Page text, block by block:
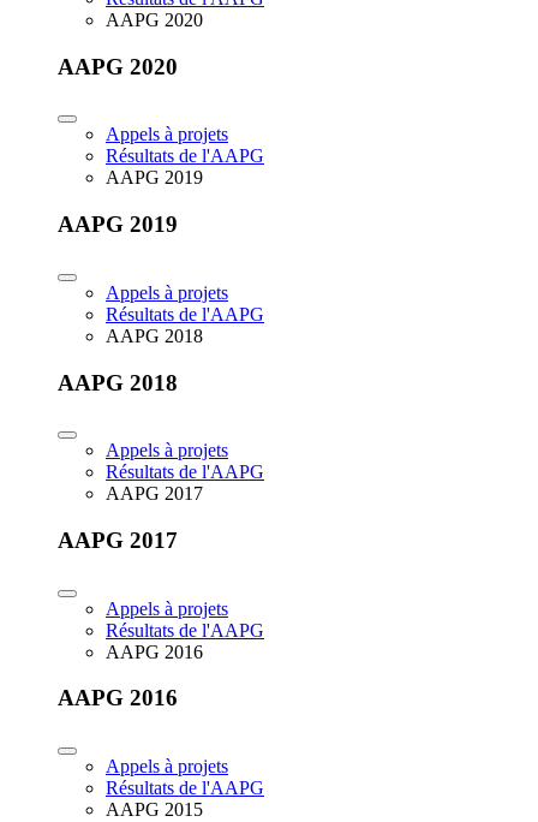
AAPG 2020
AAPG 2020
Appels à projets
Résultats de l'AAPG
AAPG 2019
AAPG 2019
Appels à projets
Résultats de l'AAPG
AAPG 2018
AAPG 2018
Appels à projets
Résultats de l'AAPG
AAPG 2017
AAPG 2017
Appels à projets
Résultats de l'AAPG
AAPG 2016
AAPG 2016
Appels à projets
Résultats de l'AAPG
AAPG 2015